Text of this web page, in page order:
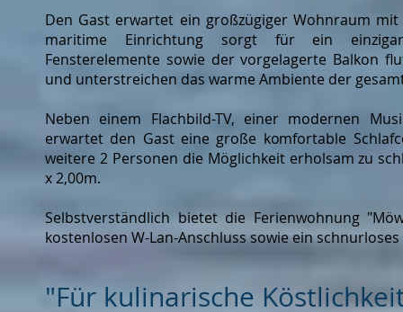
Den Gast erwartet ein großzügiger Wohnraum
maritime Einrichtung sorgt für ein
Fensterelemente sowie der vorgelagerte Balkon
und unterstreichen das warme Ambiente der
Neben einem Flachbild-TV, einer modernen
erwartet den Gast eine große komfortable
weitere 2 Personen die Möglichkeit erholsam zu
x 2,00m.
Selbstverständlich bietet die Ferienwohnung
kostenlosen W-Lan-Anschluss sowie ein
"Für kulinarische